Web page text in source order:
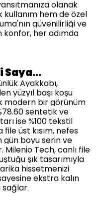
olanak
kullanım hem de özel
güvenilirliği ve
konfor, her adımda
Saya…
Ayakkabı,
yüzyıl başı koşu
modern bir görünüm
sentetik ve
ise %100 tekstil
üst kısım, nefes
gün boyu serin ve
Milenio Tech, canlı file
şık tasarımıyla
hissetmenizi
ekstra kalın
sağlar.